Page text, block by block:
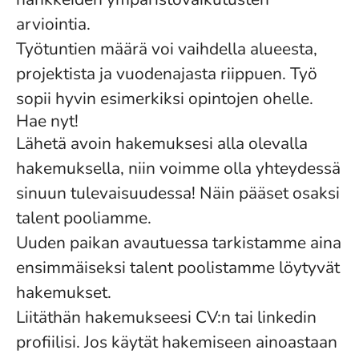
arviointia.
Työtuntien määrä voi vaihdella alueesta,
projektista ja vuodenajasta riippuen. Työ
sopii hyvin esimerkiksi opintojen ohelle.
Hae nyt!
Lähetä avoin hakemuksesi alla olevalla
hakemuksella, niin voimme olla yhteydessä
sinuun tulevaisuudessa! Näin pääset osaksi
talent pooliamme.
Uuden paikan avautuessa tarkistamme aina
ensimmäiseksi talent poolistamme löytyvät
hakemukset.
Liitäthän hakemukseesi CV:n tai linkedin
profiilisi. Jos käytät hakemiseen ainoastaan